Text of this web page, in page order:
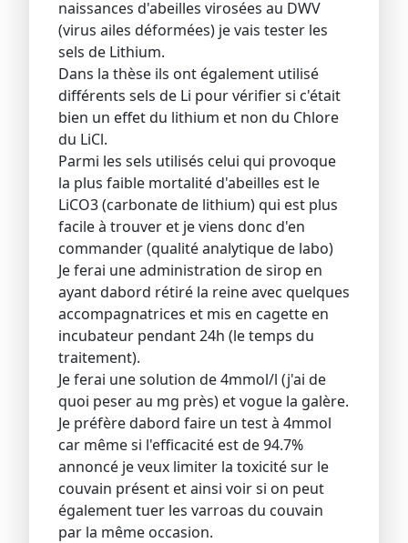
naissances d'abeilles virosées au DWV
(virus ailes déformées) je vais tester les
sels de Lithium.
Dans la thèse ils ont également utilisé
différents sels de Li pour vérifier si c'était
bien un effet du lithium et non du Chlore
du LiCl.
Parmi les sels utilisés celui qui provoque
la plus faible mortalité d'abeilles est le
LiCO3 (carbonate de lithium) qui est plus
facile à trouver et je viens donc d'en
commander (qualité analytique de labo)
Je ferai une administration de sirop en
ayant dabord rétiré la reine avec quelques
accompagnatrices et mis en cagette en
incubateur pendant 24h (le temps du
traitement).
Je ferai une solution de 4mmol/l (j'ai de
quoi peser au mg près) et vogue la galère.
Je préfère dabord faire un test à 4mmol
car même si l'efficacité est de 94.7%
annoncé je veux limiter la toxicité sur le
couvain présent et ainsi voir si on peut
également tuer les varroas du couvain
par la même occasion.